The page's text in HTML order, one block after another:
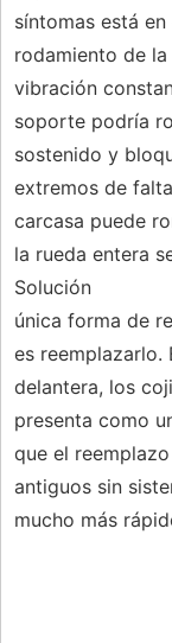
síntomas está
rodamiento de
vibración
soporte podría
sostenido y
extremos de
carcasa puede
la rueda entera
Solución
única forma de
es reemplazarlo.
delantera, los
presenta como
que el
antiguos sin
mucho más